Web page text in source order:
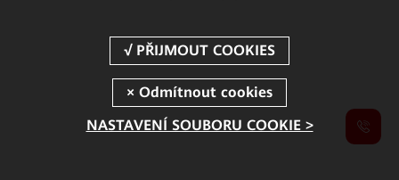
NASTAVENÍ SOUBORU COOKIE >